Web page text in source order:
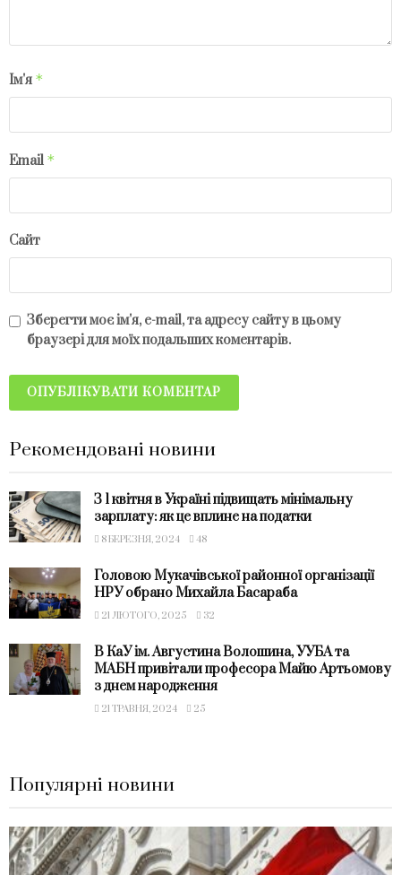
Ім'я *
Email *
Сайт
Зберегти моє ім'я, e-mail, та адресу сайту в цьому
браузері для моїх подальших коментарів.
Рекомендовані новини
З 1 квітня в Україні підвищать мінімальну
зарплату: як це вплине на податки
8 БЕРЕЗНЯ, 2024 48
Головою Мукачівської районної організації
НРУ обрано Михайла Басараба
21 ЛЮТОГО, 2025 32
В КаУ ім. Августина Волошина, УУБА та
МАБН привітали професора Майю Артьомову
з днем народження
21 ТРАВНЯ, 2024 25
Популярні новини